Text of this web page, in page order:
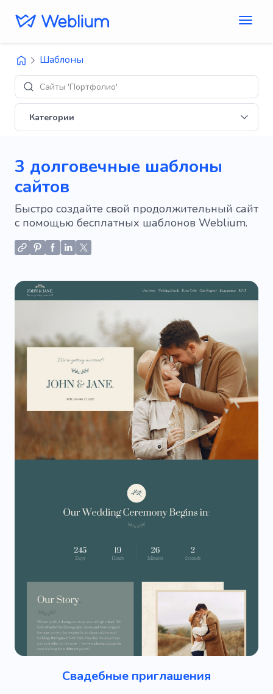
Шаблоны
Ди
Категории
3 долговечные шаблоны
сайтов
Быстро создайте свой продолжительный сайт
с помощью бесплатных шаблонов Weblium.
Свадебные приглашения